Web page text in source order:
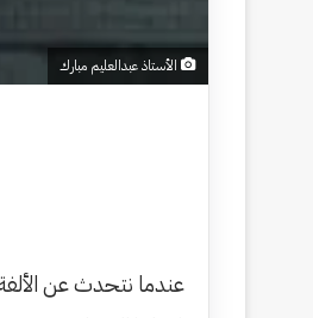
الأستاذ عبدالعليم مبارك
عندما نتحدث عن